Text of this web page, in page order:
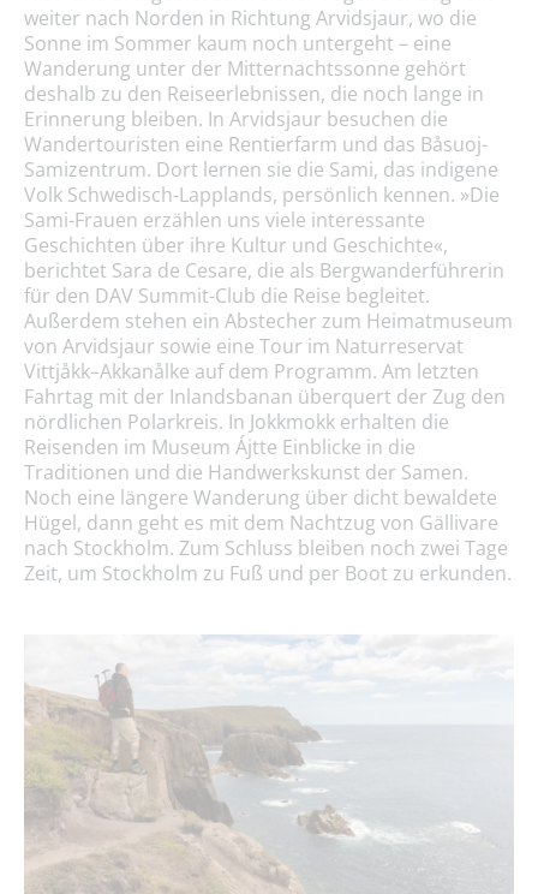
weiter nach Norden in Richtung Arvidsjaur, wo die
Sonne im Sommer kaum noch untergeht – eine
Wanderung unter der Mitternachtssonne gehört
deshalb zu den Reiseerlebnissen, die noch lange in
Erinnerung bleiben. In Arvidsjaur besuchen die
Wandertouristen eine Rentierfarm und das Båsuoj-
Samizentrum. Dort lernen sie die Sami, das indigene
Volk Schwedisch-Lapplands, persönlich kennen. »Die
Sami-Frauen erzählen uns viele interessante
Geschichten über ihre Kultur und Geschichte«,
berichtet Sara de Cesare, die als Bergwanderführerin
für den DAV Summit-Club die Reise begleitet.
Außerdem stehen ein Abstecher zum Heimatmuseum
von Arvidsjaur sowie eine Tour im Naturreservat
Vittjåkk–Akkanålke auf dem Programm. Am letzten
Fahrtag mit der Inlandsbanan überquert der Zug den
nördlichen Polarkreis. In Jokkmokk erhalten die
Reisenden im Museum Ájtte Einblicke in die
Traditionen und die Handwerkskunst der Samen.
Noch eine längere Wanderung über dicht bewaldete
Hügel, dann geht es mit dem Nachtzug von Gällivare
nach Stockholm. Zum Schluss bleiben noch zwei Tage
Zeit, um Stockholm zu Fuß und per Boot zu erkunden.